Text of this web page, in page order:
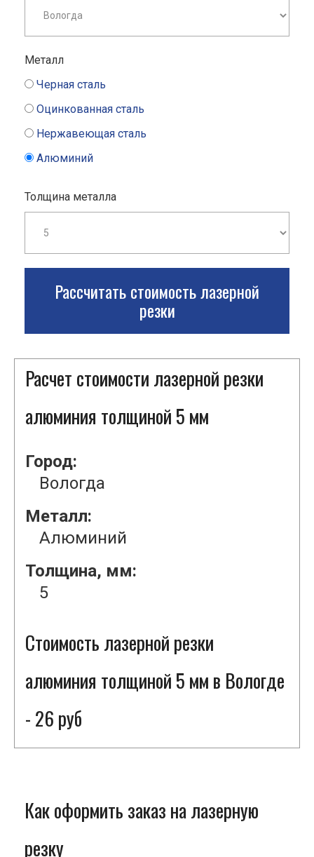
Металл
Черная сталь
Оцинкованная сталь
Нержавеющая сталь
Алюминий
Толщина металла
Рассчитать стоимость лазерной
резки
Расчет стоимости лазерной резки
алюминия толщиной 5 мм
Город:
Вологда
Металл:
Алюминий
Толщина, мм:
5
Стоимость лазерной резки
алюминия толщиной 5 мм в Вологде
- 26 руб
Как оформить заказ на лазерную
резку